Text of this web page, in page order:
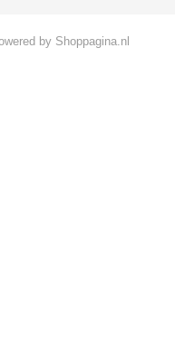
by Shoppagina.nl